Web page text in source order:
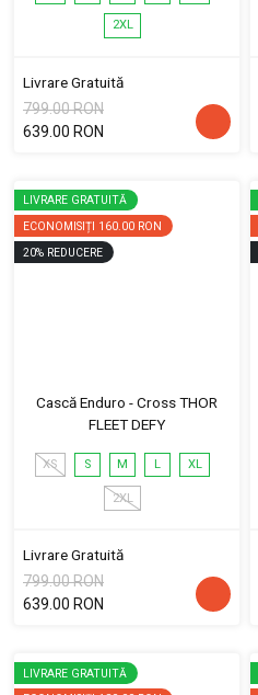
2XL
Livrare Gratuită
799.00 RON
639.00 RON
LIVRARE GRATUITĂ
ECONOMISIȚI 160.00 RON
20% REDUCERE
Cască Enduro - Cross THOR
FLEET DEFY
XS S M L XL
2XL
Livrare Gratuită
799.00 RON
639.00 RON
LIVRARE GRATUITĂ